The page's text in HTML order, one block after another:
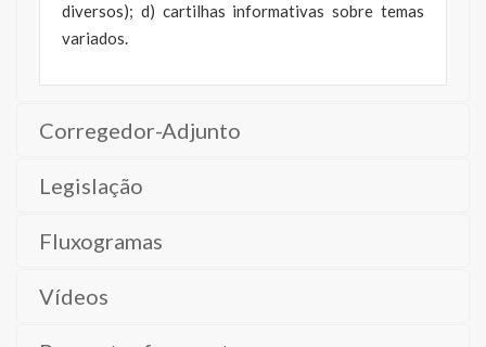
diversos); d) cartilhas informativas sobre temas
variados.
Corregedor-Adjunto
Legislação
Fluxogramas
Vídeos